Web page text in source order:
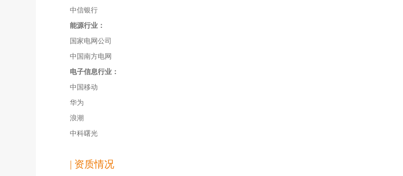
中信银行
能源行业：
国家电网公司
中国南方电网
电子信息行业：
中国移动
华为
浪潮
中科曙光
| 资质情况